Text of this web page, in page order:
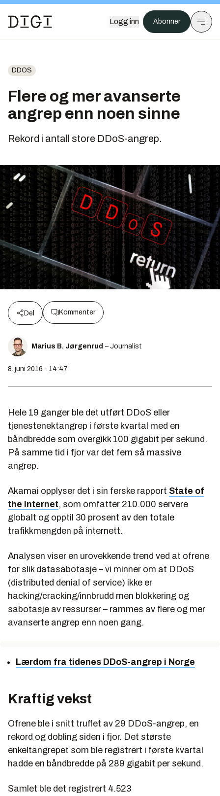
Logg inn Abonner
DDOS
Flere og mer avanserte
angrep enn noen sinne
Rekord i antall store DDoS-angrep.
Del Kommenter
Marius B. Jørgenrud – Journalist
8. juni 2016 - 14:47
Hele 19 ganger ble det utført DDoS eller
tjenestenektangrep i første kvartal med en
båndbredde som overgikk 100 gigabit per sekund.
På samme tid i fjor var det fem så massive
angrep.
Akamai opplyser det i sin ferske rapport State of
the Internet, som omfatter 210.000 servere
globalt og opptil 30 prosent av den totale
trafikkmengden på internett.
Analysen viser en urovekkende trend ved at ofrene
for slik datasabotasje – vi minner om at DDoS
(distributed denial of service) ikke er
hacking/cracking/innbrudd men blokkering og
sabotasje av ressurser – rammes av flere og mer
avanserte angrep enn noen gang.
Lærdom fra tidenes DDoS-angrep i Norge
Kraftig vekst
Ofrene ble i snitt truffet av 29 DDoS-angrep, en
rekord og dobling siden i fjor. Det største
enkeltangrepet som ble registrert i første kvartal
hadde en båndbredde på 289 gigabit per sekund.
Samlet ble det registrert 4.523